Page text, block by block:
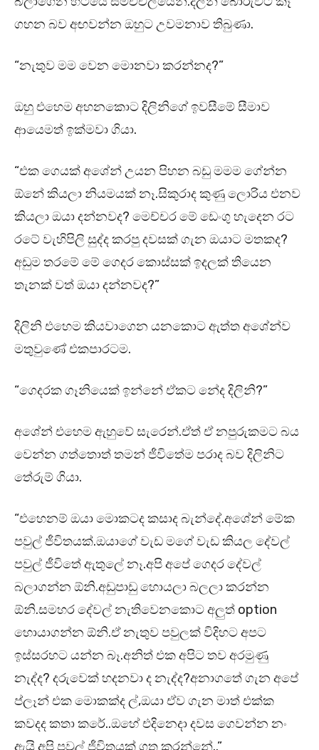
ගහන බව අඟවන්න ඔහුට උවමනාව තිබුණා.
“නැතුව මම වෙන මොනවා කරන්නද?”
ඔහු එහෙම අහනකොට දිලිනිගේ ඉවසීමේ සීමාව
ආයෙමත් ඉක්මවා ගියා.
“එක ගෙයක් අශේන් උයන පිහන බඩු මමම ගේන්න
ඕනේ කියලා නියමයක් නෑ.සිකුරාද කුණු ලොරිය එනව
කියලා ඔයා දන්නවද? මෙච්චර මේ ඩෙංගු හැදෙන රට
රටේ වැහිපිලි සුද්ද කරපු දවසක් ගැන ඔයාට මතකද?
අඩුම තරමේ මේ ගෙදර කොස්සක් ඉදලක් තියෙන
තැනක් වත් ඔයා දන්නවද?”
දිලිනි එහෙම කියවාගෙන යනකොට ඇත්ත අශේන්ව
මතුවුණේ එකපාරටම.
“ගෙදරක ගෑනියෙක් ඉන්නේ ඒකට නේද දිලිනි?”
අශේන් එහෙම ඇහුවේ සැරෙන්.ඒත් ඒ නපුරුකමට බය
වෙන්න ගත්තොත් තමන් ජීවිතේම පරාද බව දිලිනිට
තේරුම් ගියා.
“එහෙනම් ඔයා මොකටද කසාද බැන්දේ.අශේන් මේක
පවුල් ජීවිතයක්.ඔයාගේ වැඩ මගේ වැඩ කියල දේවල්
පවුල් ජීවිතේ ඇතුලේ නෑ.අපි අපේ ගෙදර දේවල්
බලාගන්න ඕනි.අඩුපාඩු හොයලා බලලා කරන්න
ඕනි.සමහර දේවල් නැතිවෙනකොට අලුත් option
හොයාගන්න ඕනි.ඒ නැතුව පවුලක් විදිහට අපට
ඉස්සරහට යන්න බෑ.අනිත් එක අපිට තව අරමුණු
නැද්ද? දරුවෙක් හදනවා ද නැද්ද?අනාගතේ ගැන අපේ
ප්ලෑන් එක මොකක්ද ල්,ඔයා ඒව ගැන මාත් එක්ක
කවදද කතා කරේ..ඔහේ එදිනෙදා දවස ගෙවන්න නං
ඇයි අපි පවුල් ජීවිතයක් ගත කරන්නේ..”